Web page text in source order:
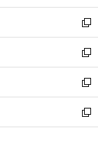
開
く
ウ
で
開
く
ン
ド
ウ
で
開
く
ウ
ィ
ン
ド
ウ
で
開
く
し
い
ウ
ィ
ン
ド
ウ
で
開
新
し
い
ウ
ィ
ン
ド
ウ
新
し
い
ウ
ィ
ン
新
し
い
ウ
新
し